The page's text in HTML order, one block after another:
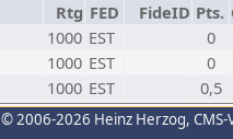
Rtg FED FideID Pts.
1000 EST
0
1000 EST
0
1000 EST 0,5
© 2006-2026 Heinz Herzog,